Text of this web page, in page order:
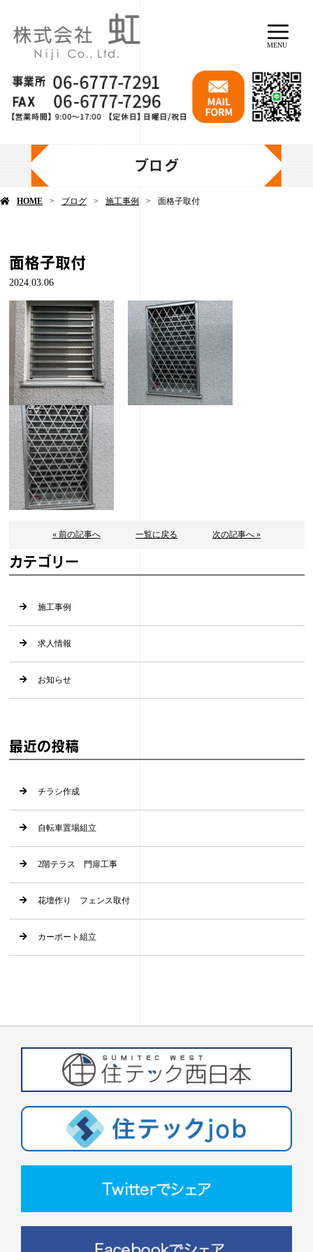
MENU
ブログ
HOME ブログ 施工事例 面格子取付
面格子取付
2024.03.06
« 前の記事へ 一覧に戻る 次の記事へ »
カテゴリー
施工事例
求人情報
お知らせ
最近の投稿
チラシ作成
自転車置場組立
2階テラス 門扉工事
花壇作り フェンス取付
カーポート組立